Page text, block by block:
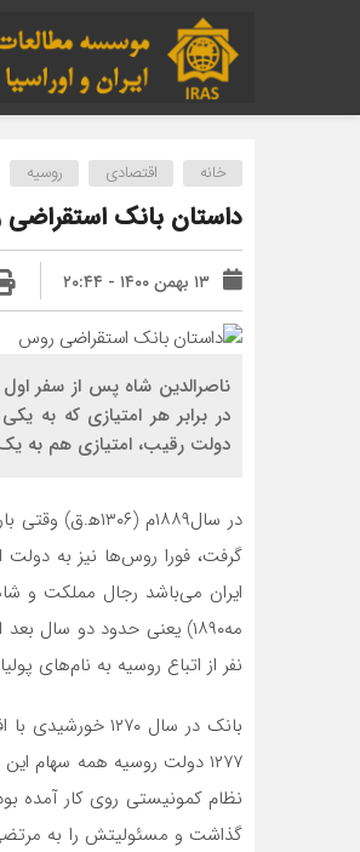
خانه اقتصادی روسیه
داستان بانک
۱۳ بهمن ۱۴۰۰ - ۲۰:۴۴
ناصرالدین شاه پس از سفر
در برابر هر امتيازي كه به
دولت رقيب، امتيازي هم به
در سال۱۸۸۹م
گرفت، فورا روس‌ها نیز به دولت
نفر از اتباع روسیه به نام‌های
بانک در سال
نظام کمونیستی روی کار آمده
گذاشت و مسئولیتش را به